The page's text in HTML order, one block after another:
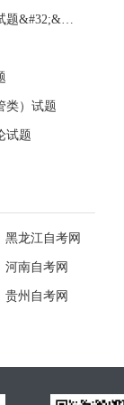
全国2024年4月自学考试经济法概论（财经类）试题&#32;&#32;
类）试题
试题
黑龙江自考网
河南自考网
贵州自考网